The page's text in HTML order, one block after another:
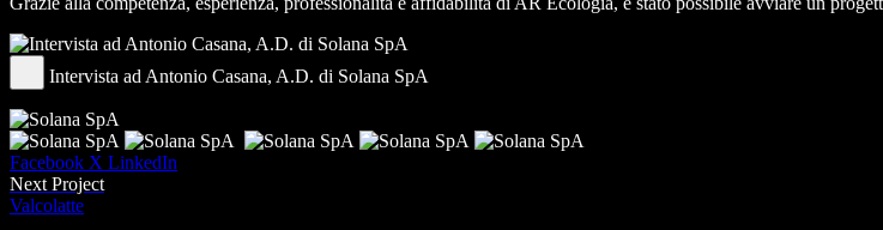
Intervista ad Antonio Casana, A.D. di Solana SpA
Facebook X LinkedIn
Next Project
Valcolatte